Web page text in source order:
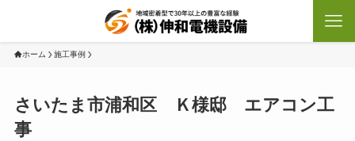
ホーム 施工事例
さいたま市浦和区 Ｋ様邸 エアコン工
事